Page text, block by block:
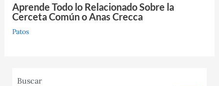
Aprende Todo lo Relacionado Sobre la
Cerceta Común o Anas Crecca
Patos
Buscar